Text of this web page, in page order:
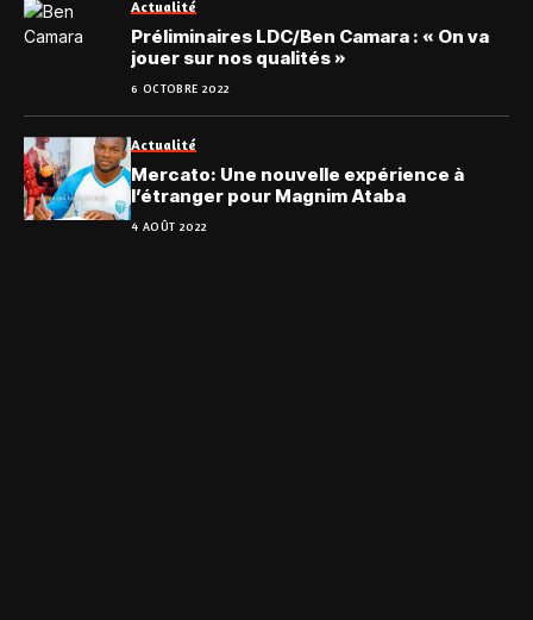
Actualité
Préliminaires LDC/Ben Camara : « On va
jouer sur nos qualités »
6 OCTOBRE 2022
Actualité
Mercato: Une nouvelle expérience à
l’étranger pour Magnim Ataba
4 AOÛT 2022